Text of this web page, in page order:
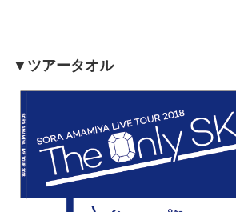
▼ツアータオル